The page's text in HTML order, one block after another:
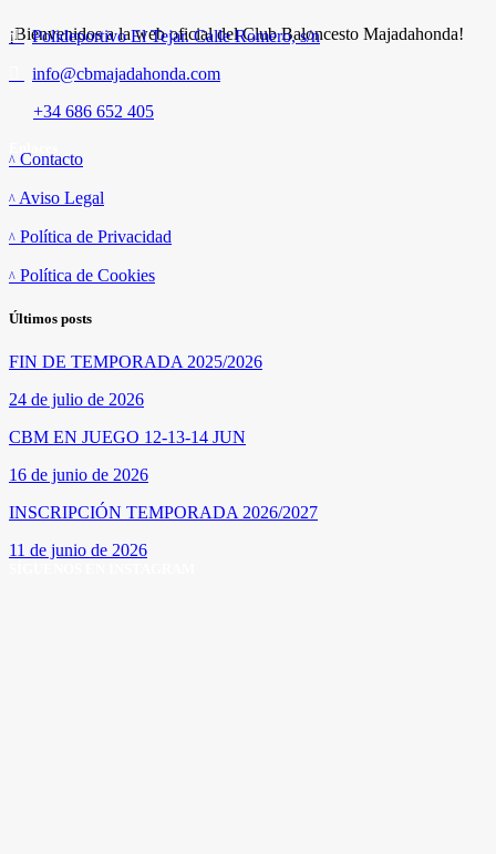
¡Bienvenidos a la web oficial del Club Baloncesto Majadahonda!
Polideportivo El Tejar. Calle Romero, s/n
info@cbmajadahonda.com
+34 686 652 405
Contacto
Aviso Legal
Política de Privacidad
Política de Cookies
Últimos posts
FIN DE TEMPORADA 2025/2026
24 de julio de 2026
CBM EN JUEGO 12-13-14 JUN
16 de junio de 2026
INSCRIPCIÓN TEMPORADA 2026/2027
11 de junio de 2026